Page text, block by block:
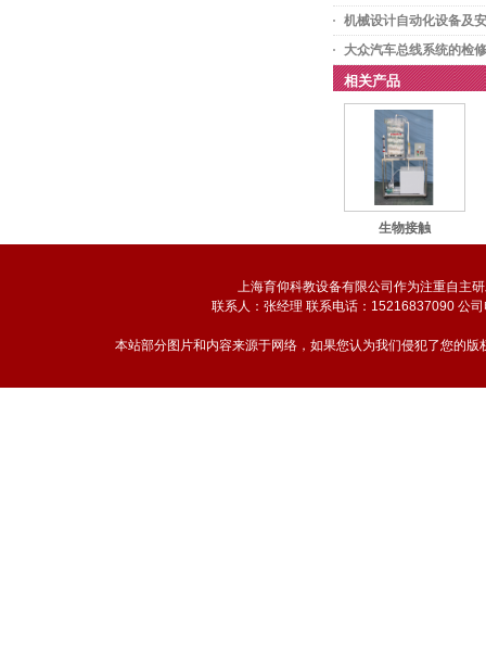
机械设计自动化设备及
大众汽车总线系统的检
相关产品
生物接触
上海育仰科教设备有限公司作为注重自主
联系人：张经理 联系电话：15216837090 公
本站部分图片和内容来源于网络，如果您认为我们侵犯了您的